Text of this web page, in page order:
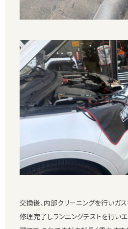
交換後、内部クリーニングを行いガ
修理完了しランニングテストを行い